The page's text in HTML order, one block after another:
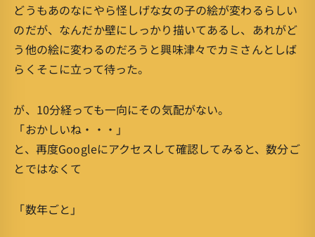
どうもあのなにやら怪しげな女の子の絵が変わるらしい
のだが、なんだか壁にしっかり描いてあるし、あれがど
う他の絵に変わるのだろうと興味津々でカミさんとしば
らくそこに立って待った。
が、10分経っても一向にその気配がない。
「おかしいね・・・」
と、再度Googleにアクセスして確認してみると、数分ご
とではなくて
「数年ごと」